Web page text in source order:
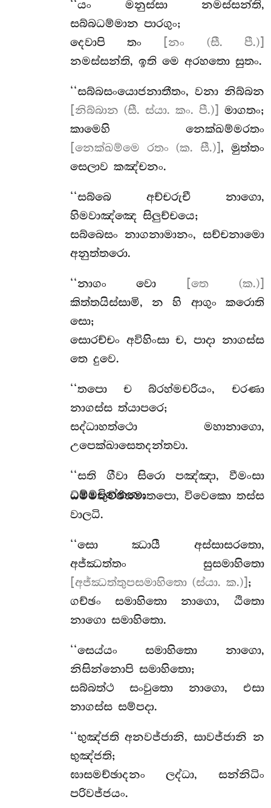
‘‘යං මනුස්සා නමස්සන්ති,
සබ්බධම්මාන පාරගුං;
දෙවාපි තං
[නං (සී. පී.)]
නමස්සන්ති, ඉති මෙ අරහතො සුතං.
‘‘සබ්බසංයොජනාතීතං, වනා නිබ්බන
[නිබ්බාන (සී. ස්යා. කං. පී.)]
මාගතං;
කාමෙහි නෙක්ඛම්මරතං
[නෙක්ඛම්මෙ රතං (ක. සී.)] , මුත්තං
සෙලාව කඤ්චනං.
‘‘සබ්බෙ අච්චරුචී නාගො,
හිමවාඤ්ඤෙ සිලුච්චයෙ;
සබ්බෙසං නාගනාමානං, සච්චනාමො
අනුත්තරො.
‘‘නාගං වො
[තෙ (ක.)]
කිත්තයිස්සාමි, න හි ආගුං කරොති
සො;
සොරච්චං අවිහිංසා ච, පාදා නාගස්ස
තෙ දුවෙ.
‘‘තපො ච බ්රහ්මචරියං, චරණා
නාගස්ස ත්යාපරෙ;
සද්ධාහත්ථො මහානාගො,
උපෙක්ඛාසෙතදන්තවා.
‘‘සති ගීවා සිරො පඤ්ඤා, වීමංසා
ධම්මචින්තනා;
ධම්මකුච්ඡිසමාතපො, විවෙකො තස්ස
වාලධි.
‘‘සො ඣායී අස්සාසරතො,
අජ්ඣත්තං සුසමාහිතො
[අජ්ඣත්තුපසමාහිතො (ස්යා. ක.)] ;
ගච්ඡං සමාහිතො නාගො, ඨිතො
නාගො සමාහිතො.
‘‘සෙය්යං සමාහිතො නාගො,
නිසින්නොපි සමාහිතො;
සබ්බත්ථසංවුතො නාගො, එසා
නාගස්ස සම්පදා.
‘‘භුඤ්ජති අනවජ්ජානි, සාවජ්ජානි න
භුඤ්ජති;
ඝාසමච්ඡාදනං ලද්ධා, සන්නිධිං
පරිවජ්ජයං.